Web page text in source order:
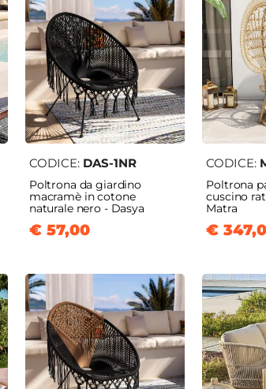
CODICE: DAS-1NR
Poltrona da giardino
macramè in cotone
naturale nero - Dasya
€ 57,00
CODICE:
Poltrona
cuscino
Matra
€